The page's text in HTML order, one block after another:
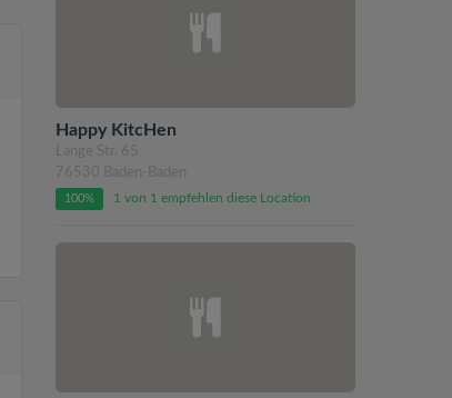
Happy KitcHen
Lange Str. 65
76530 Baden-Baden
100% 1 von 1 empfehlen diese Location